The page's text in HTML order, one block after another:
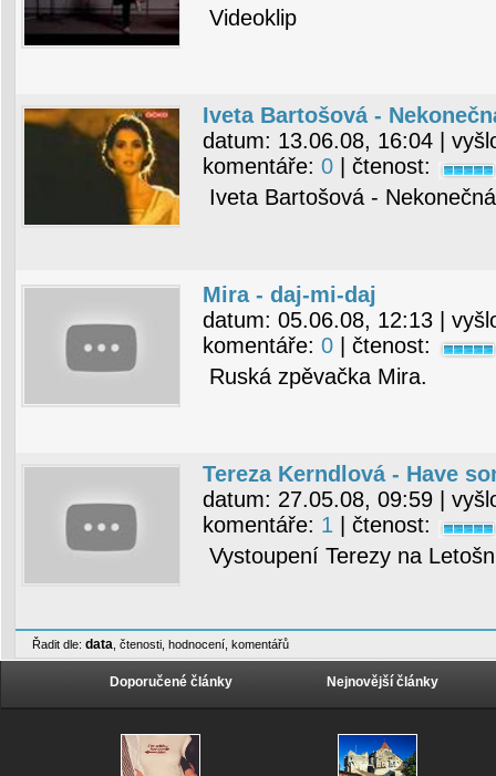
Videoklip
Iveta Bartošová -
datum: 13.06.08, 16:04 |
komentáře: 0 | čtenost:
Iveta Bartošová -
Mira - daj-mi-daj
datum: 05.06.08, 12:13 |
komentáře: 0 | čtenost:
Ruská zpěvačka Mira.
Tereza Kerndlová - Have
datum: 27.05.08, 09:59 |
komentáře: 1 | čtenost:
Vystoupení Terezy na
Řadit dle: data čtenosti hodnocení komentářů
Doporučené články Nejnovější články